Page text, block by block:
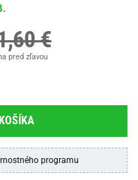
€
pred zľavou
programu